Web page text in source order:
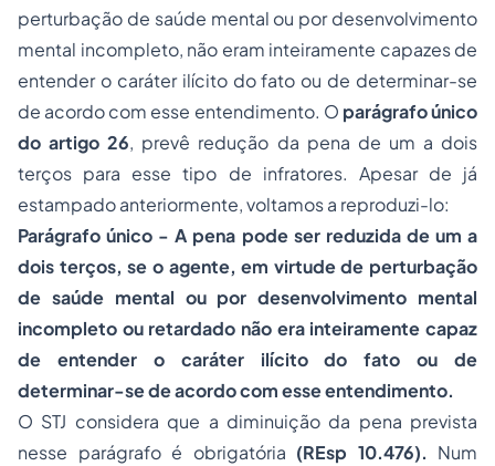
perturbação de saúde mental ou por desenvolvimento
mental incompleto, não eram inteiramente capazes de
entender o caráter ilícito do fato ou de determinar-se
de acordo com esse entendimento. O parágrafo único
do artigo 26, prevê redução da pena de um a dois
terços para esse tipo de infratores. Apesar de já
estampado anteriormente, voltamos a reproduzi-lo:
Parágrafo único - A pena pode ser reduzida de um a
dois terços, se o agente, em virtude de perturbação
de saúde mental ou por desenvolvimento mental
incompleto ou retardado não era inteiramente capaz
de entender o caráter ilícito do fato ou de
determinar-se de acordo com esse entendimento.
O STJ considera que a diminuição da pena prevista
nesse parágrafo é obrigatória (REsp 10.476). Num